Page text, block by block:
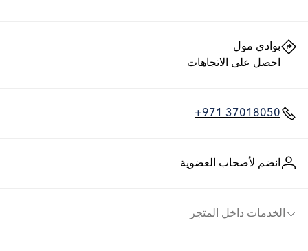
بوادي مول
احصل على الاتجاهات
+971 37018050
انضم لأصحاب العضوية
الخدمات داخل المتجر